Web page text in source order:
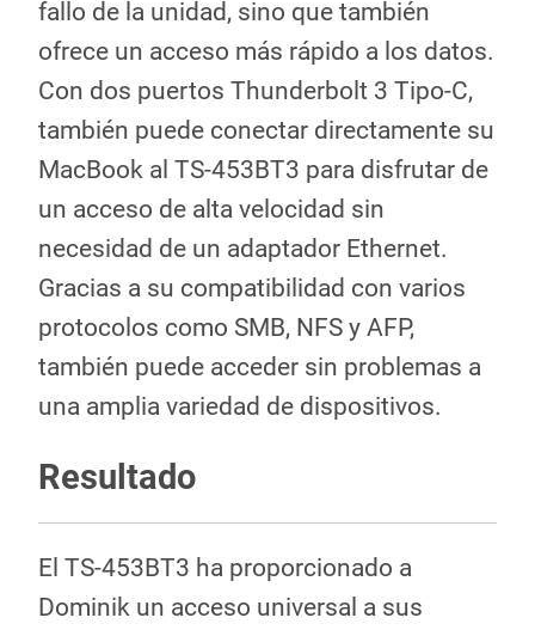
fallo de la unidad, sino que también
ofrece un acceso más rápido a los datos.
Con dos puertos Thunderbolt 3 Tipo-C,
también puede conectar directamente su
MacBook al TS-453BT3 para disfrutar de
un acceso de alta velocidad sin
necesidad de un adaptador Ethernet.
Gracias a su compatibilidad con varios
protocolos como SMB, NFS y AFP,
también puede acceder sin problemas a
una amplia variedad de dispositivos.
Resultado
El TS-453BT3 ha proporcionado a
Dominik un acceso universal a sus